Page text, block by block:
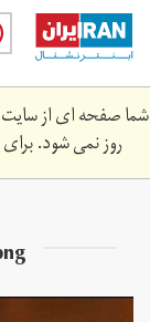
Skip
main
content
شما صفحه ای از سایت
روز نمی شود.